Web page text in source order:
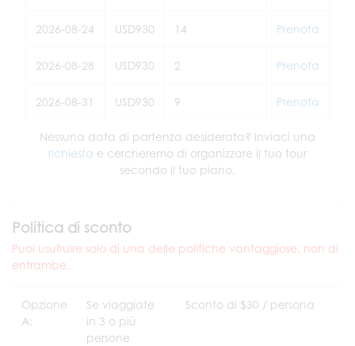
2026-08-24 USD930 14 Prenota
2026-08-28 USD930 2 Prenota
2026-08-31 USD930 9 Prenota
Nessuna data di partenza desiderata? Inviaci una
richiesta e cercheremo di organizzare il tuo tour
secondo il tuo piano.
Politica di sconto
Puoi usufruire solo di una delle politiche vantaggiose, non di
entrambe.
Opzione
A:
Se viaggiate
in 3 o più
persone
Sconto di $30 / persona